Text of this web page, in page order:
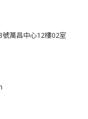
萬昌中心12樓02室